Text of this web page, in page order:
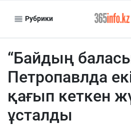
Рубрики
“Байдың
Петропавлда
қағып кеткен
ұсталды